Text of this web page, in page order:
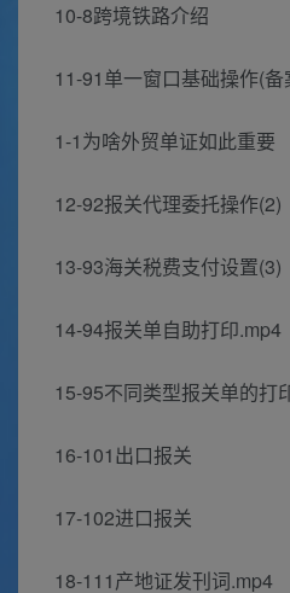
10-8跨境铁路介绍
11-91单一窗口基础操作(
1-1为啥外贸单证如此重要
12-92报关代理委托操作(2)
13-93海关税费支付设置(3)
14-94报关单自助打印.mp4
15-95不同类型报关单的打
16-101出口报关
17-102进口报关
18-111产地证发刊词.mp4